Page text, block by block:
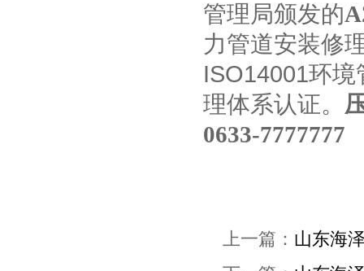
管理局颁发的
力管道安装修
ISO14001环
理体系认证。
0633-7777777
上一篇： 山东海